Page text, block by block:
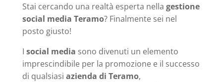
Stai cercando una realtà esperta nella gestione
social media Teramo? Finalmente sei nel
posto giusto!
I social media sono divenuti un elemento
imprescindibile per la promozione e il successo
di qualsiasi azienda di Teramo,